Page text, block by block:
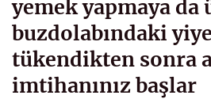
yemek yapmaya
buzdolabındaki
tükendikten sonra
imtihanınız başlar